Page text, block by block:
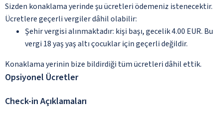
Sizden konaklama yerinde şu ücretleri ödemeniz istenecektir.
Ücretlere geçerli vergiler dâhil olabilir:
Şehir vergisi alınmaktadır: kişi başı, gecelik 4.00 EUR. Bu
vergi 18 yaş yaş altı çocuklar için geçerli değildir.
Konaklama yerinin bize bildirdiği tüm ücretleri dâhil ettik.
Opsiyonel Ücretler
Check-in Açıklamaları